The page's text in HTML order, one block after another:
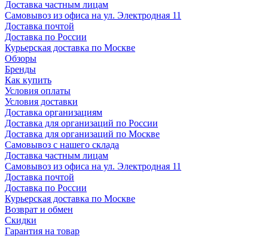
Доставка частным лицам
Самовывоз из офиса на ул. Электродная 11
Доставка почтой
Доставка по России
Курьерская доставка по Москве
Обзоры
Бренды
Как купить
Условия оплаты
Условия доставки
Доставка организациям
Доставка для организаций по России
Доставка для организаций по Москве
Самовывоз с нашего склада
Доставка частным лицам
Самовывоз из офиса на ул. Электродная 11
Доставка почтой
Доставка по России
Курьерская доставка по Москве
Возврат и обмен
Скидки
Гарантия на товар